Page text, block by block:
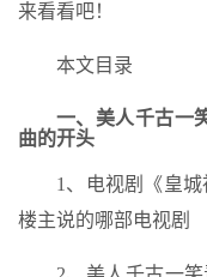
来看看吧！
本文目录
一、美人千古一
曲的开头
1、电视剧《皇
楼主说的哪部电视剧